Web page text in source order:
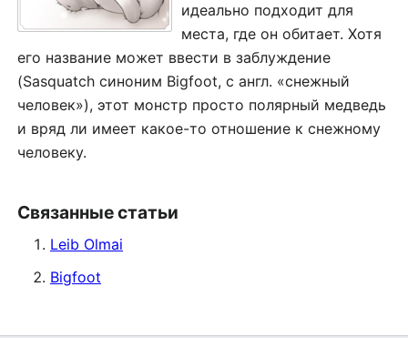
идеально подходит для
места, где он обитает. Хотя
его название может ввести в заблуждение
(Sasquatch синоним Bigfoot, с англ. «снежный
человек»), этот монстр просто полярный медведь
и вряд ли имеет какое-то отношение к снежному
человеку.
Связанные статьи
Leib Olmai
Bigfoot